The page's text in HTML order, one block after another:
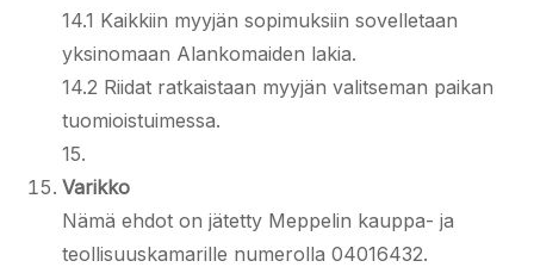
14.1 Kaikkiin myyjän sopimuksiin sovelletaan
yksinomaan Alankomaiden lakia.
14.2 Riidat ratkaistaan myyjän valitseman paikan
tuomioistuimessa.
15.
Varikko
Nämä ehdot on jätetty Meppelin kauppa- ja
teollisuuskamarille numerolla 04016432.